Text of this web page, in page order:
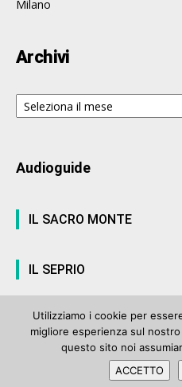
Milano
Archivi
Archivi
Audioguide
IL SACRO MONTE
IL SEPRIO
© ArteVarese.com by Wtv S.r.l.- ©
906 del Registro Stampa del
Utilizziamo i cookie per
migliore esperienza sul
questo sito noi
ACCETTO